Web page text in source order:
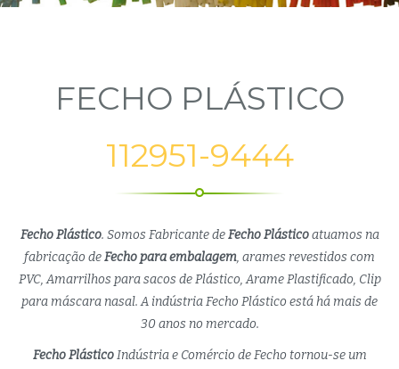
FECHO PLÁSTICO
112951-9444
Fecho Plástico. Somos Fabricante deFecho Plásticoatuamos na
fabricação deFecho para embalagem, arames revestidos com
PVC, Amarrilhos para sacos de Plástico, Arame Plastificado, Clip
para máscara nasal. A indústria Fecho Plástico está há mais de
30 anos no mercado.
Fecho PlásticoIndústria e Comércio de Fecho tornou-se um